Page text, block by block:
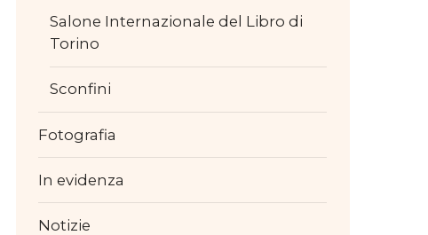
Salone Internazionale del Libro di
Torino
Sconfini
Fotografia
In evidenza
Notizie